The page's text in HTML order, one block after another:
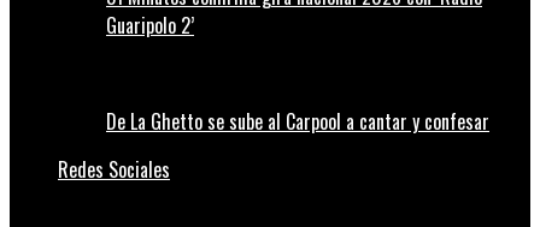
Guaripolo 2’
De La Ghetto se sube al Carpool a cantar y confesar
Redes Sociales